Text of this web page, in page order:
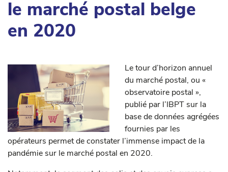
le marché postal belge
en 2020
Le tour d’horizon annuel
du marché postal, ou «
observatoire postal »,
publié par l’IBPT sur la
base de données agrégées
fournies par les
opérateurs permet de constater l’immense impact de la
pandémie sur le marché postal en 2020.